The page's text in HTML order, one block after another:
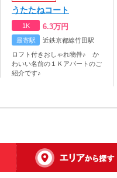
うたたねコート
1K 6.3万円
最寄駅
近鉄京都線竹田駅
ロフト付きおしゃれ物件♪ か
わいい名前の１Ｋアパートのご
紹介です♪